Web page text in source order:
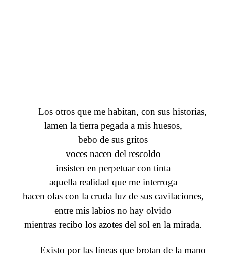
Los otros que me habitan, con sus historias,
lamen la tierra pegada a mis huesos,
bebo de sus gritos
voces nacen del rescoldo
insisten en perpetuar con tinta
aquella realidad que me interroga
hacen olas con la cruda luz de sus cavilaciones,
entre mis labios no hay olvido
mientras recibo los azotes del sol en la mirada.
Existo por las líneas que brotan de la mano